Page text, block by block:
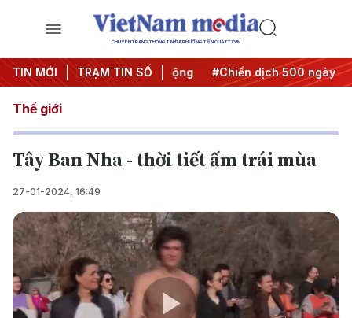
CHUYÊN TRANG THÔNG TIN ĐA PHƯƠNG TIỆN CỦA TTXVN
TIN MỚI TRẠM TIN SỐ
Nghị quyết thành hành động #Chiến dịch 500 ngày đêm
Thế giới
Tây Ban Nha - thời tiết ấm trái mùa
27-01-2024, 16:49